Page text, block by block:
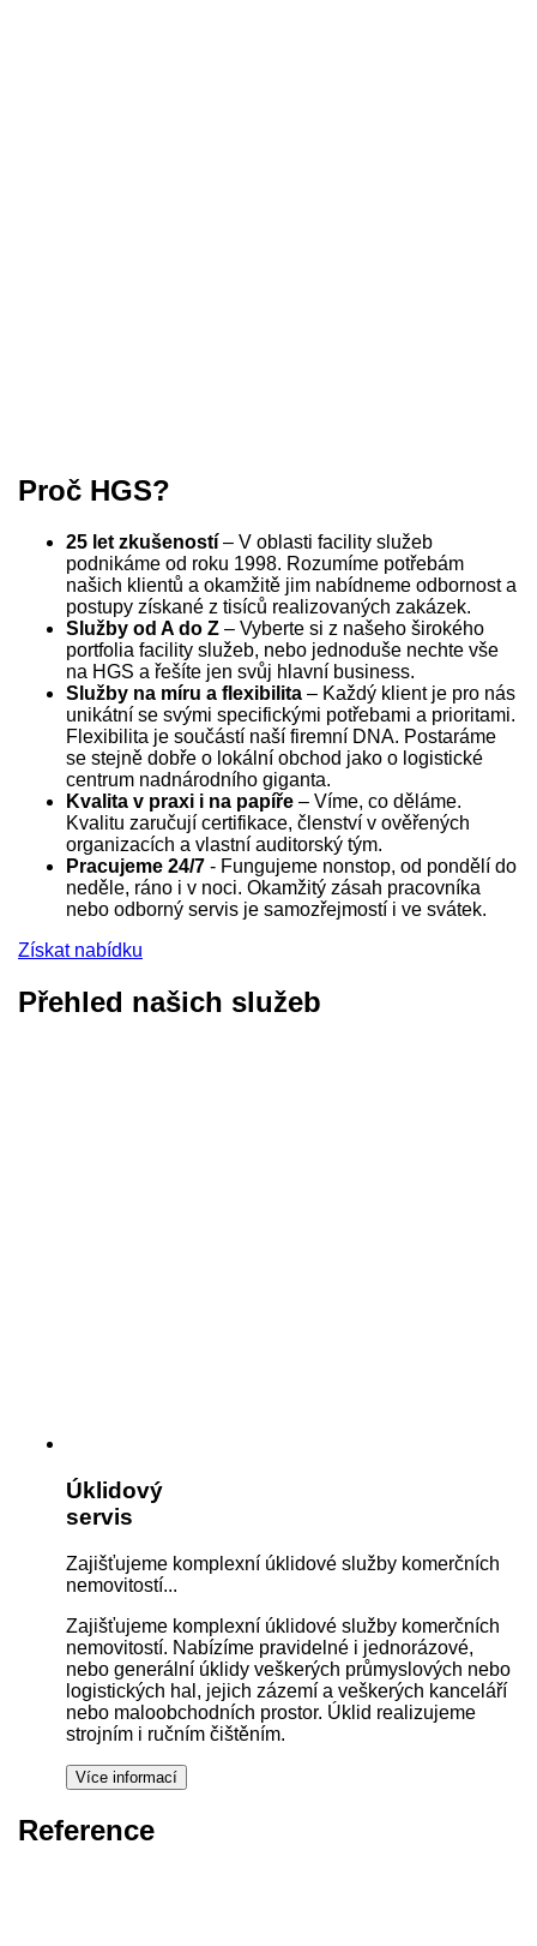
Proč HGS?
25 let zkušeností – V oblasti facility služeb
podnikáme od roku 1998. Rozumíme potřebám
našich klientů a okamžitě jim nabídneme odbornost a
postupy získané z tisíců realizovaných zakázek.
Služby od A do Z – Vyberte si z našeho širokého
portfolia facility služeb, nebo jednoduše nechte vše
na HGS a řešíte jen svůj hlavní business.
Služby na míru a flexibilita – Každý klient je pro nás
unikátní se svými specifickými potřebami a prioritami.
Flexibilita je součástí naší firemní DNA. Postaráme
se stejně dobře o lokální obchod jako o logistické
centrum nadnárodního giganta.
Kvalita v praxi i na papíře – Víme, co děláme.
Kvalitu zaručují certifikace, členství v ověřených
organizacích a vlastní auditorský tým.
Pracujeme 24/7 - Fungujeme nonstop, od pondělí do
neděle, ráno i v noci. Okamžitý zásah pracovníka
nebo odborný servis je samozřejmostí i ve svátek.
Získat nabídku
Přehled našich služeb
Úklidový
servis
Zajišťujeme komplexní úklidové služby komerčních
nemovitostí...
Zajišťujeme komplexní úklidové služby komerčních
nemovitostí. Nabízíme pravidelné i jednorázové,
nebo generální úklidy veškerých průmyslových nebo
logistických hal, jejich zázemí a veškerých kanceláří
nebo maloobchodních prostor. Úklid realizujeme
strojním i ručním čištěním.
Reference